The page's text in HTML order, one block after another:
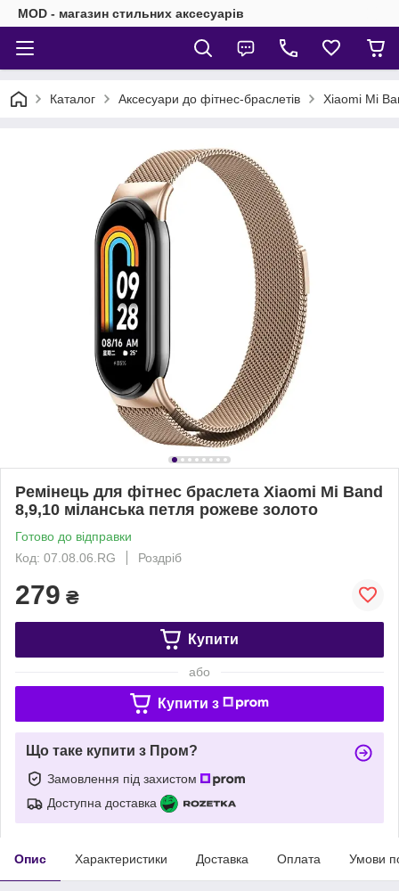
MOD - магазин стильних аксесуарів
Каталог Аксесуари до фітнес-браслетів Xiaomi Mi
Ремінець для фітнес браслета Xiaomi Mi Band
8,9,10 міланська петля рожеве золото
Готово до відправки
Код: 07.08.06.RG
Роздріб
279 ₴
Купити
або
Купити з
Що таке купити з Пром?
Замовлення під захистом
Доступна доставка
Опис Характеристики Доставка Оплата Умови